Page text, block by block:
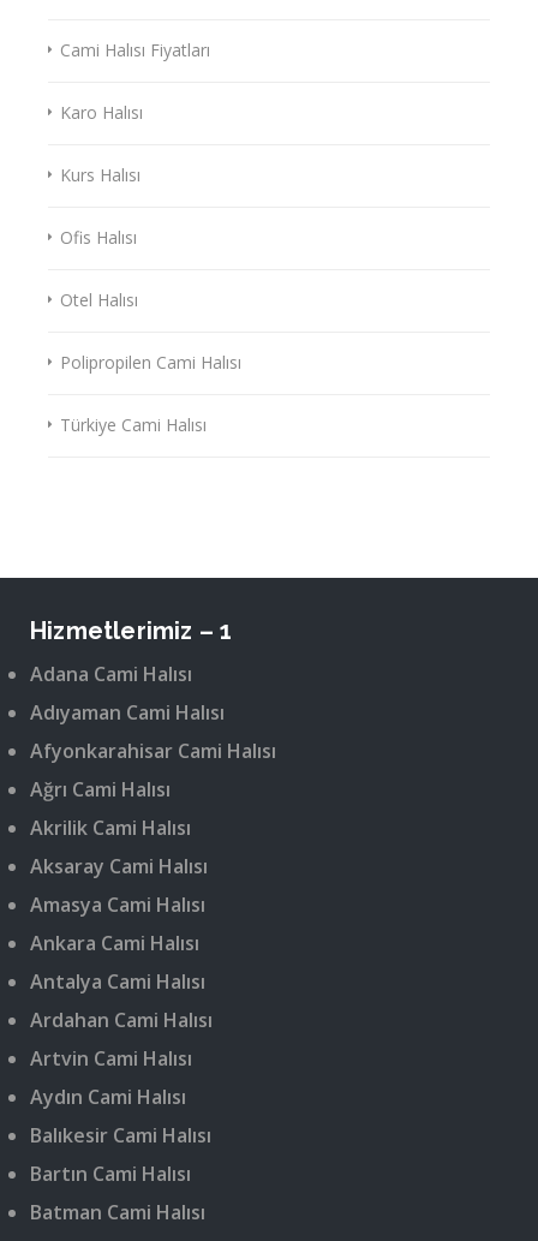
Cami Halısı Fiyatları
Karo Halısı
Kurs Halısı
Ofis Halısı
Otel Halısı
Polipropilen Cami Halısı
Türkiye Cami Halısı
Hizmetlerimiz – 1
Adana Cami Halısı
Adıyaman Cami Halısı
Afyonkarahisar Cami Halısı
Ağrı Cami Halısı
Akrilik Cami Halısı
Aksaray Cami Halısı
Amasya Cami Halısı
Ankara Cami Halısı
Antalya Cami Halısı
Ardahan Cami Halısı
Artvin Cami Halısı
Aydın Cami Halısı
Balıkesir Cami Halısı
Bartın Cami Halısı
Batman Cami Halısı